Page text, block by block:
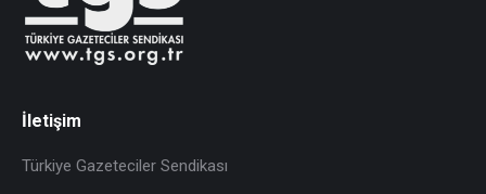
İletişim
Türkiye Gazeteciler Sendikası